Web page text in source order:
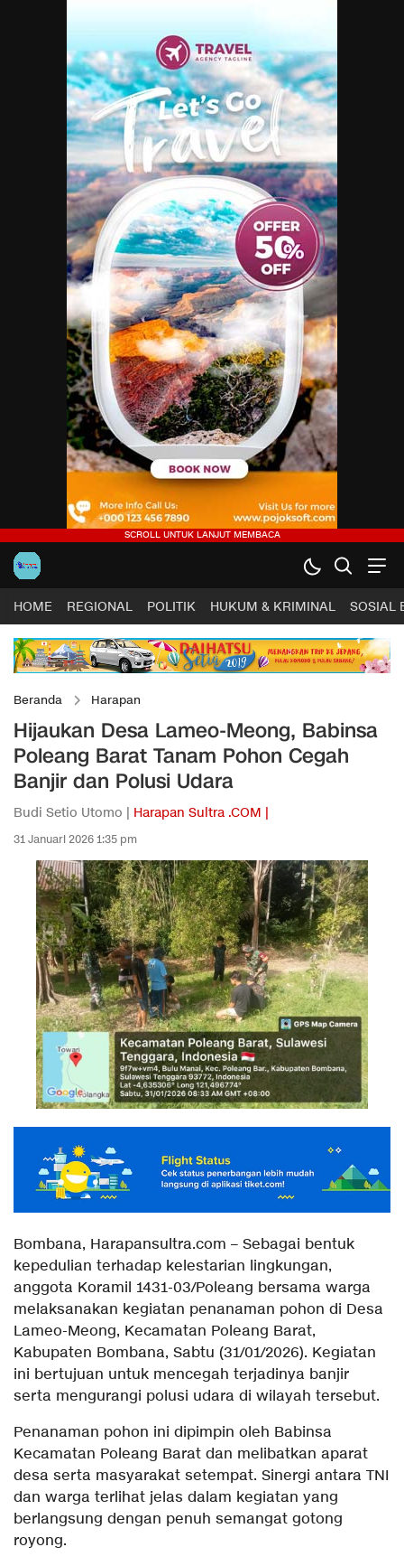
HOME REGIONAL POLITIK HUKUM & KRIMINAL SOSIAL
Beranda Harapan
Hijaukan Desa Lameo-Meong, Babinsa
Poleang Barat Tanam Pohon Cegah
Banjir dan Polusi Udara
Budi Setio Utomo | Harapan Sultra .COM |
31 Januari 2026 1:35 pm
Bombana, Harapansultra.com – Sebagai bentuk
kepedulian terhadap kelestarian lingkungan,
anggota Koramil 1431-03/Poleang bersama warga
melaksanakan kegiatan penanaman pohon di Desa
Lameo-Meong, Kecamatan Poleang Barat,
Kabupaten Bombana, Sabtu (31/01/2026). Kegiatan
ini bertujuan untuk mencegah terjadinya banjir
serta mengurangi polusi udara di wilayah tersebut.
Penanaman pohon ini dipimpin oleh Babinsa
Kecamatan Poleang Barat dan melibatkan aparat
desa serta masyarakat setempat. Sinergi antara TNI
dan warga terlihat jelas dalam kegiatan yang
berlangsung dengan penuh semangat gotong
royong.